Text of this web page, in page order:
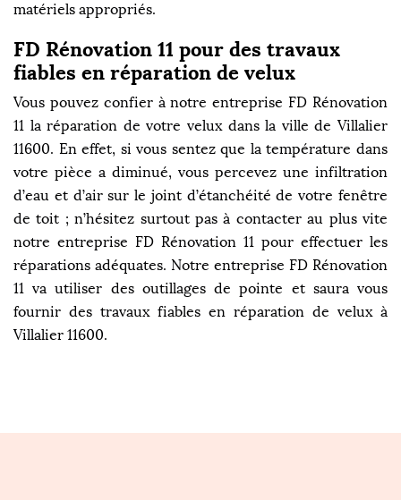
matériels appropriés.
FD Rénovation 11 pour des travaux
fiables en réparation de velux
Vous pouvez confier à notre entreprise FD Rénovation
11 la réparation de votre velux dans la ville de Villalier
11600. En effet, si vous sentez que la température dans
votre pièce a diminué, vous percevez une infiltration
d’eau et d’air sur le joint d’étanchéité de votre fenêtre
de toit ; n’hésitez surtout pas à contacter au plus vite
notre entreprise FD Rénovation 11 pour effectuer les
réparations adéquates. Notre entreprise FD Rénovation
11 va utiliser des outillages de pointe et saura vous
fournir des travaux fiables en réparation de velux à
Villalier 11600.